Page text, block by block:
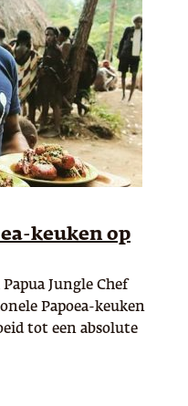
keuken op
Jungle Chef
Papoea-keuken
tot een absolute